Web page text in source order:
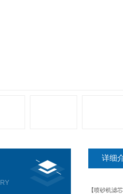
详细
【喷砂机滤